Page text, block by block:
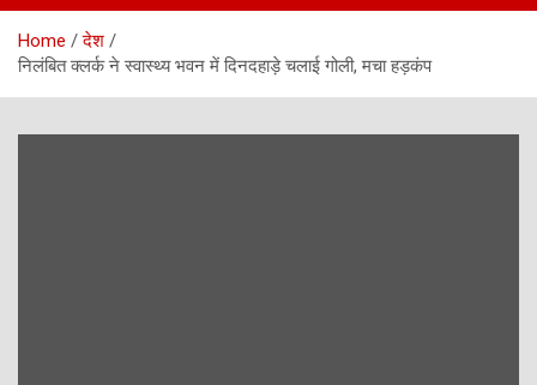
Home
देश
निलंबित क्लर्क ने स्वास्थ्य भवन में दिनदहाड़े चलाई गोली, मचा हड़कंप